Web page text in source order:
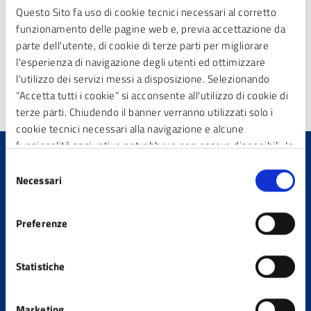
Questo Sito fa uso di cookie tecnici necessari al corretto
funzionamento delle pagine web e, previa accettazione da
parte dell'utente, di cookie di terze parti per migliorare
l'esperienza di navigazione degli utenti ed ottimizzare
l'utilizzo dei servizi messi a disposizione. Selezionando
“Accetta tutti i cookie” si acconsente all'utilizzo di cookie di
terze parti. Chiudendo il banner verranno utilizzati solo i
cookie tecnici necessari alla navigazione e alcune
funzionalità aggiuntive potrebbero non essere disponibili. In
che contribuiscono a rendere fruibile il sito web abilitando
funzionalità di base quali la navigazione sulle pagine e
l’accesso alle aree protette del sito. Il sito web non è in
grado di funzionare correttamente senza questi cookie
delNecessari
Preferenze
Statistiche
Altre informazioni
Aggiornamento
30/06/2026 16:02
Quanto sono chiare le
pagina?